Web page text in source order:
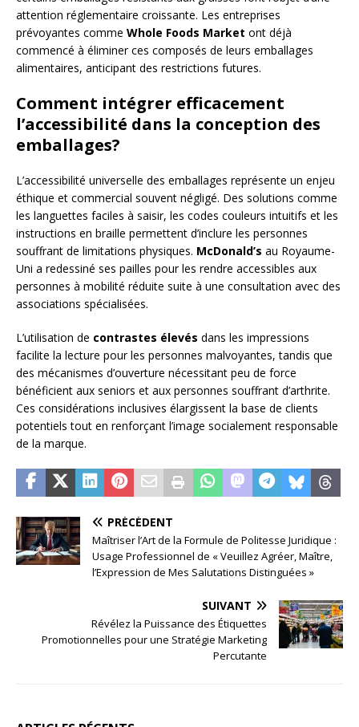
attention réglementaire croissante. Les entreprises
prévoyantes comme Whole Foods Market ont déjà
commencé à éliminer ces composés de leurs emballages
alimentaires, anticipant des restrictions futures.
Comment intégrer efficacement
l’accessibilité dans la conception des
emballages?
L’accessibilité universelle des emballages représente un enjeu
éthique et commercial souvent négligé. Des solutions comme
les languettes faciles à saisir, les codes couleurs intuitifs et les
instructions en braille permettent d’inclure les personnes
souffrant de limitations physiques. McDonald’s au Royaume-
Uni a redessiné ses pailles pour les rendre accessibles aux
personnes à mobilité réduite suite à une consultation avec des
associations spécialisées.
L’utilisation de contrastes élevés dans les impressions
facilite la lecture pour les personnes malvoyantes, tandis que
des mécanismes d’ouverture nécessitant peu de force
bénéficient aux seniors et aux personnes souffrant d’arthrite.
Ces considérations inclusives élargissent la base de clients
potentiels tout en renforçant l’image socialement responsable
de la marque.
PRÉCÉDENT
Maîtriser l’Art de la Formule de Politesse Juridique :
Usage Professionnel de « Veuillez Agréer, Maître,
l’Expression de Mes Salutations Distinguées »
SUIVANT
Révélez la Puissance des Étiquettes
Promotionnelles pour une Stratégie Marketing
Percutante